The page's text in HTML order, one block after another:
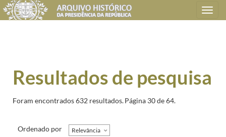
Toggle
navigation
Resultados de pesquisa
Foram encontrados 632 resultados.Página 30 de 64.
Ordenado por Relevância